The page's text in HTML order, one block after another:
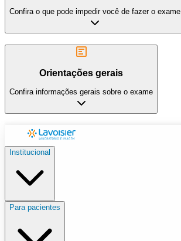
Confira o que pode impedir você de fazer o exame
Orientações gerais
Confira informações gerais sobre o exame
Institucional
Para pacientes